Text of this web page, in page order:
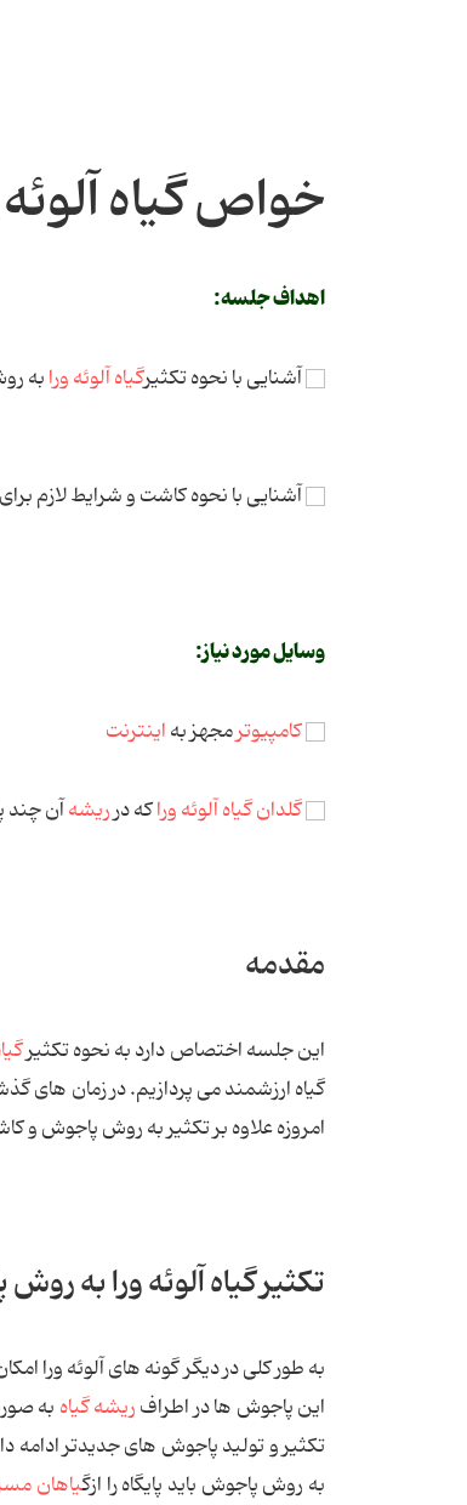
خواص گیاه
اهداف جلسه:
آشنایی با نحوه تکثیرگیاه آلوئه ورابه
آشنایی با نحوه کاشت و شرایط لازم
وسایل مورد نیاز:
کامپیوترمجهز بهاینترنت
گلدانگیاه آلوئه وراکه درریشهآن چند
مقدمه
این جلسه اختصاص دارد به نحوه تکثیر
گیاه ارزشمند می پردازیم. در زمان های
امروزه علاوه بر تکثیر به روش پاجوش و
تکثیر گیاه آلوئه ورا به
به طور کلی در دیگر گونه های آلوئه ورا
این پاجوش ها در اطرافریشه گیاه به
تکثیر و تولید پاجوش های جدیدتر
به روش پاجوش باید پایگاه را ازگیاهان